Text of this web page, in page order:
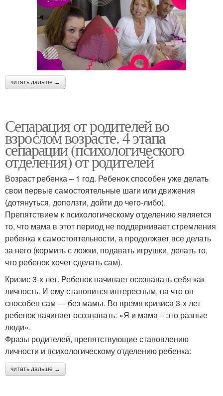
читать дальше →
Сепарация от родителей во
взрослом возрасте. 4 этапа
сепарации (психологического
отделения) от родителей
Возраст ребенка – 1 год. Ребенок способен уже делать
свои первые самостоятельные шаги или движения
(дотянуться, доползти, дойти до чего-либо).
Препятствием к психологическому отделению является
то, что мама в этот период не поддерживает стремления
ребенка к самостоятельности, а продолжает все делать
за него (кормить с ложки, подавать игрушки, делать то,
что ребенок хочет сделать сам).
Кризис 3-х лет. Ребенок начинает осознавать себя как
личность. И ему становится интересным, на что он
способен сам — без мамы. Во время кризиса 3-х лет
ребенок начинает осознавать: «Я и мама – это разные
люди».
Фразы родителей, препятствующие становлению
личности и психологическому отделению ребенка:
читать дальше →